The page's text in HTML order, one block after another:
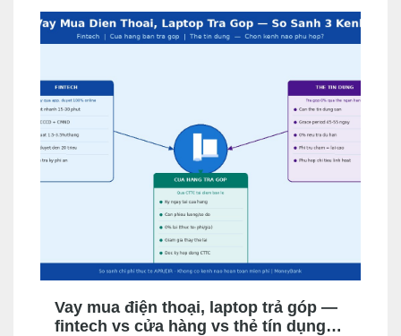
Vay mua điện thoại, laptop trả góp —
fintech vs cửa hàng vs thẻ tín dụng: